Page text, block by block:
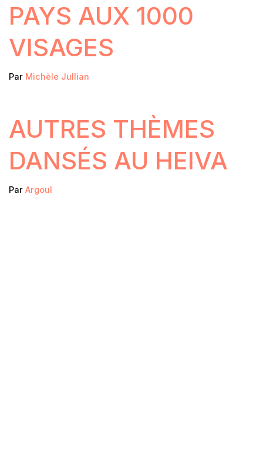
PAYS AUX 1000
VISAGES
Par Michèle Jullian
AUTRES THÈMES
DANSÉS AU HEIVA
Par Argoul